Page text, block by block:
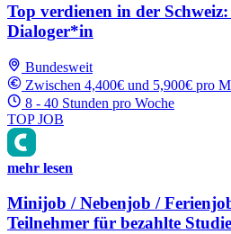
Top verdienen in der
Dialoger*in
Bundesweit
Zwischen 4,400€ und 5,900€ pro
8 - 40 Stunden pro Woche
TOP JOB
mehr lesen
Minijob / Nebenjob /
Teilnehmer für bezahlte